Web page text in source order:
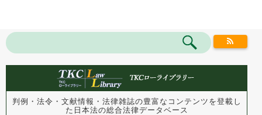
判例・法令・文献情報・法律雑誌の豊富なコンテンツを登載し
た 日本法の総合法律データベース